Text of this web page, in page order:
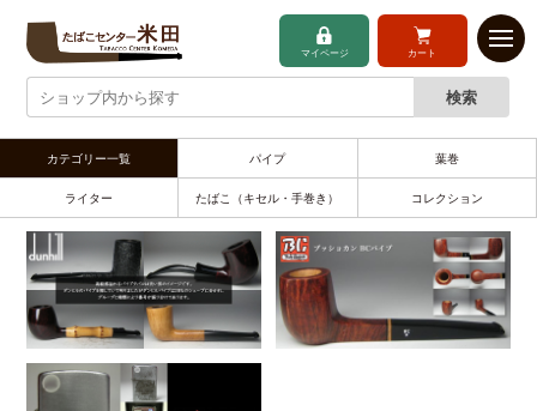
マイページ カート
カテゴリー一覧 パイプ 葉巻
ライター たばこ（キセル・手巻き） コレクション